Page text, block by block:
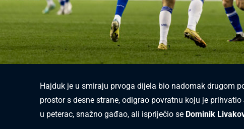
Hajduk je u smiraju prvoga dijela bio nadomak drugom
prostor s desne strane, odigrao povratnu koju je prihvatio
u peterac, snažno gađao, ali ispriječio se Dominik